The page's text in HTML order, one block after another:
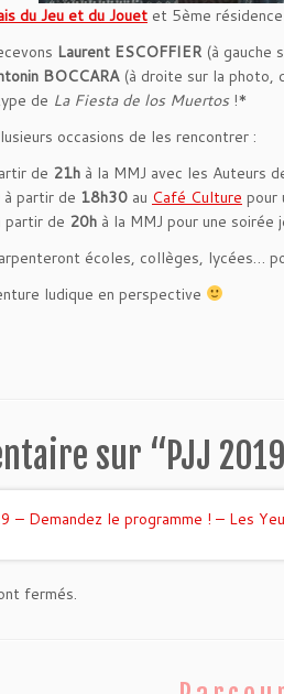
du Jeu et du Jouet et 5ème résidence
Laurent ESCOFFIER (à gauche
BOCCARA(à droite sur la photo,
de La Fiesta de los Muertos!*
occasions de les rencontrer :
de 21h à la MMJ avec les Auteurs
à partir de 18h30 au Café Culture pour
partir de 20h à la MMJ pour une soirée
écoles, collèges, lycées…
ludique en perspective
sur “PJJ
– Demandez le programme ! – Les
fermés.